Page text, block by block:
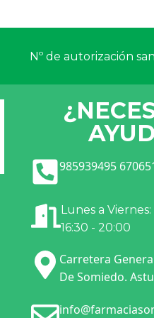
Nº de autorización
985939495
Lunes a Viernes:
16:30 - 20:00
Carretera
De Somiedo.